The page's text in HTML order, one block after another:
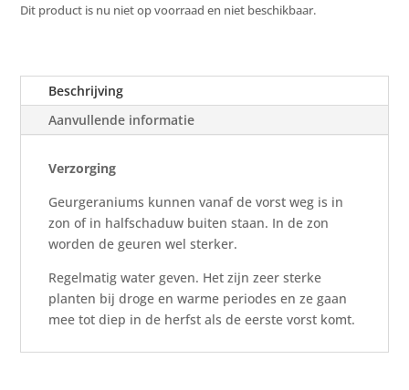
Dit product is nu niet op voorraad en niet beschikbaar.
Beschrijving
Aanvullende informatie
Verzorging
Geurgeraniums kunnen vanaf de vorst weg is in
zon of in halfschaduw buiten staan. In de zon
worden de geuren wel sterker.
Regelmatig water geven. Het zijn zeer sterke
planten bij droge en warme periodes en ze gaan
mee tot diep in de herfst als de eerste vorst komt.